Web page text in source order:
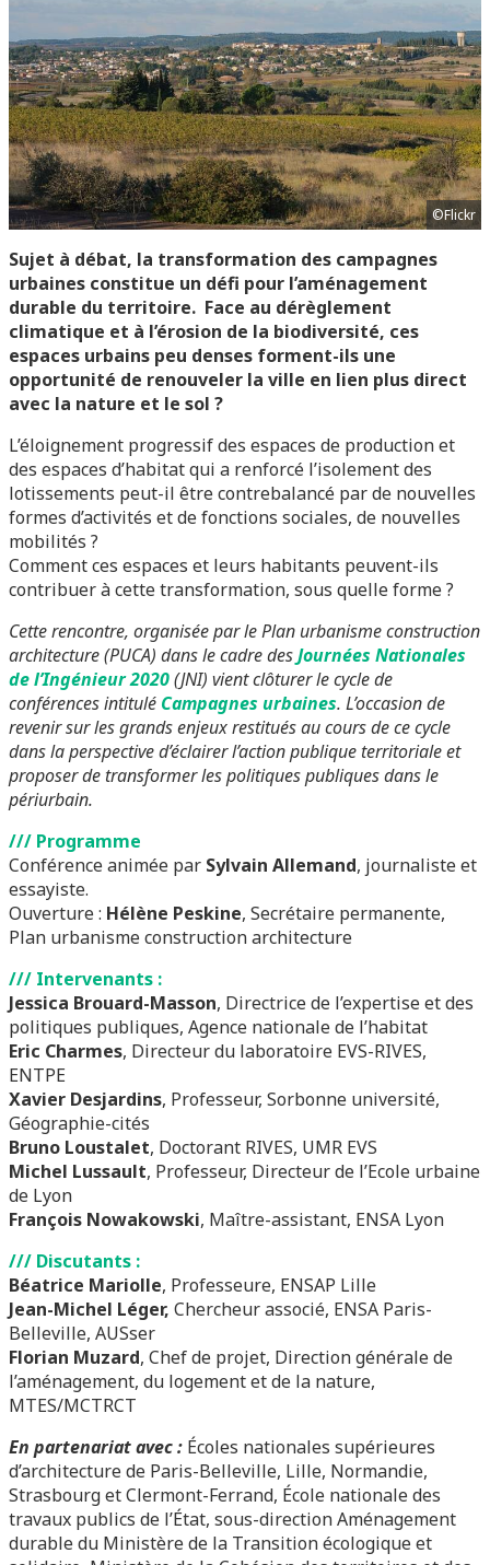
©Flickr
Sujet à débat, la transformation des campagnes
urbaines constitue un défi pour l’aménagement
durable du territoire. Face au dérèglement
climatique et à l’érosion de la biodiversité, ces
espaces urbains peu denses forment-ils une
opportunité de renouveler la ville en lien plus direct
avec la nature et le sol ?
L’éloignement progressif des espaces de production et
des espaces d’habitat qui a renforcé l’isolement des
lotissements peut-il être contrebalancé par de nouvelles
formes d’activités et de fonctions sociales, de nouvelles
mobilités ?
Comment ces espaces et leurs habitants peuvent-ils
contribuer à cette transformation, sous quelle forme ?
Cette rencontre, organisée par le Plan urbanisme construction
architecture (PUCA) dans le cadre desJournées Nationales
de l’Ingénieur 2020(JNI) vient clôturer le cycle de
conférences intitulé Campagnes urbaines. L’occasion de
revenir sur les grands enjeux restitués au cours de ce cycle
dans la perspective d’éclairer l’action publique territoriale et
proposer de transformer les politiques publiques dans le
périurbain.
/// Programme
Conférence animée par Sylvain Allemand, journaliste et
essayiste.
Ouverture : Hélène Peskine, Secrétaire permanente,
Plan urbanisme construction architecture
/// Intervenants :
Jessica Brouard-Masson, Directrice de l’expertise et des
politiques publiques, Agence nationale de l’habitat
Eric Charmes, Directeur du laboratoire EVS-RIVES,
ENTPE
Xavier Desjardins, Professeur, Sorbonne université,
Géographie-cités
Bruno Loustalet, Doctorant RIVES, UMR EVS
Michel Lussault, Professeur, Directeur de l’Ecole urbaine
de Lyon
François Nowakowski, Maître-assistant, ENSA Lyon
/// Discutants :
Béatrice Mariolle, Professeure, ENSAP Lille
Jean-Michel Léger, Chercheur associé, ENSA Paris-
Belleville, AUSser
Florian Muzard, Chef de projet, Direction générale de
l’aménagement, du logement et de la nature,
MTES/MCTRCT
En partenariat avec : Écoles nationales supérieures
d’architecture de Paris-Belleville, Lille, Normandie,
Strasbourg et Clermont-Ferrand, École nationale des
travaux publics de l’État, sous-direction Aménagement
durable du Ministère de la Transition écologique et